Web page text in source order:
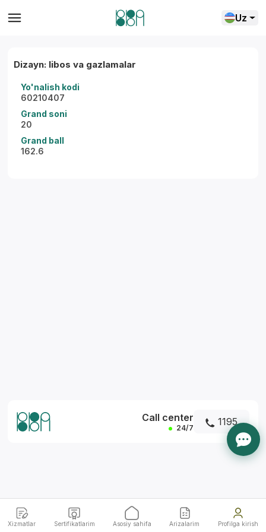
Uz
Dizayn: libos va gazlamalar
Yo'nalish kodi
60210407
Grand soni
20
Grand ball
162.6
Call center
24/7 1195
Xizmatlar Sertifikatlarim Asosiy sahifa Arizalarim Profilga kirish